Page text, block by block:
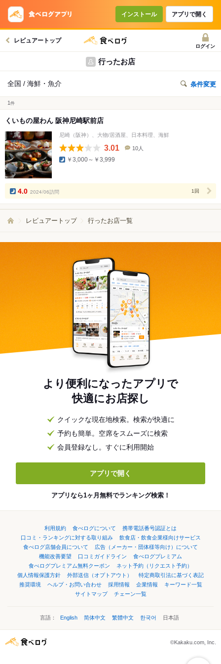
インストール アプリで開く
レビュアートップ
ログイン
行ったお店
全国 / 海鮮・魚介 条件変更
1 件
くいもの屋わん 阪神尼崎駅前店
尼崎（阪神）、大物/居酒屋、日本料理、海鮮
3.01
数
10人
￥3,000～￥3,999
4.0 2024/06訪問 1回
レビュアートップ 行ったお店一覧
より便利になったアプリで
快適にお店探し
クイックな現在地検索。検索が快適に
予約も簡単。空席をスムーズに検索
会員登録なし。すぐに利用開始
アプリで開く
アプリなら1ヶ月無料でランキング検索！
利用規約 食べログについて
携帯電話番号認証とは
口コミ・ランキングに対する取り組み
飲食店・飲食企業様向けサービス
食べログ店舗会員について
広告（メーカー・団体様等向け）について
機能改善要望
口コミガイドライン
食べログプレミアム
食べログプレミアム無料クーポン
ネット予約（リクエスト予約）
個人情報保護方針
外部送信（オプトアウト）
特定商取引法に基づく表記
推奨環境
ヘルプ・お問い合わせ 採用情報 企業情報
キーワード一覧
サイトマップ
チェーン一覧
言語： English 简体中文 繁體中文 한국어 日本語
©Kakaku.com, Inc.